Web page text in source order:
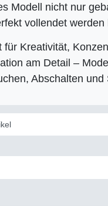
Modell nicht nur
vollendet werden
für Kreativität,
am Detail –
Abschalten und